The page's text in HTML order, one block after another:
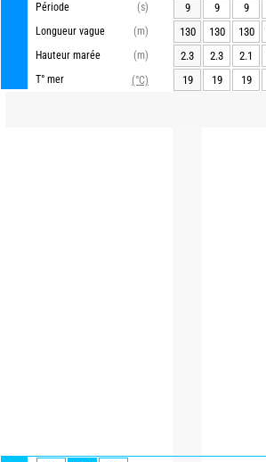
Période
(s)
Longueur vague
(m)
Hauteur marée
(m)
T° mer
(°C)
9
9 9
130
130 130
2.3
2.3 2.1
19
19 19